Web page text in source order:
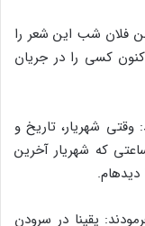
فلان شب این شعر را
کسى را در جریان
شهریار، تاریخ و
که شهریار آخرین
یقینا در سرودن